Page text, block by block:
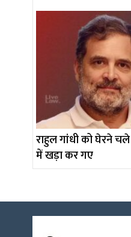
राहुल गांधी को घेरने
में खड़ा कर गए